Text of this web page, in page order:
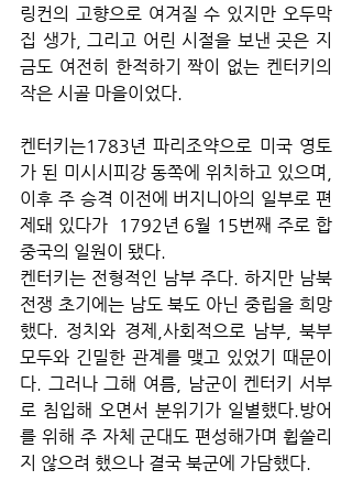
링컨의 고향으로 여겨질 수 있지만 오두막
집 생가, 그리고 어린 시절을 보낸 곳은 지
금도 여전히 한적하기 짝이 없는 켄터키의
작은 시골 마을이었다.
켄터키는1783년 파리조약으로 미국 영토
가 된 미시시피강 동쪽에 위치하고 있으며,
이후 주 승격 이전에 버지니아의 일부로 편
제돼 있다가  1792년 6월 15번째 주로 합
중국의 일원이 됐다.
켄터키는 전형적인 남부 주다. 하지만 남북
전쟁 초기에는 남도 북도 아닌 중립을 희망
했다. 정치와 경제,사회적으로 남부, 북부
모두와 긴밀한 관계를 맺고 있었기 때문이
다. 그러나 그해 여름, 남군이 켄터키 서부
로 침입해 오면서 분위기가 일별했다.방어
를 위해 주 자체 군대도 편성해가며 휩쓸리
지 않으려 했으나 결국 북군에 가담했다.